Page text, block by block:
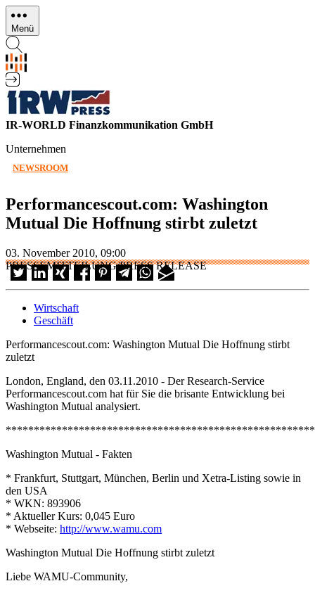
Direkt
zum
Inhalt
Menü
IR-WORLD Finanzkommunikation GmbH
Unternehmen
NEWSROOM
Performancescout.com: Washington
Mutual Die Hoffnung stirbt zuletzt
03. November 2010, 09:00
PRESSEMITTEILUNG/PRESS RELEASE
Wirtschaft
Geschäft
Performancescout.com: Washington Mutual Die Hoffnung stirbt
zuletzt
London, England, den 03.11.2010 - Der Research-Service
Performancescout.com hat für Sie die brisante Entwicklung bei
Washington Mutual analysiert.
Washington Mutual - Fakten
* Frankfurt, Stuttgart, München, Berlin und Xetra-Listing sowie in
den USA
* WKN: 893906
* Aktueller Kurs: 0,045 Euro
* Webseite: http://www.wamu.com
Washington Mutual Die Hoffnung stirbt zuletzt
Liebe WAMU-Community,